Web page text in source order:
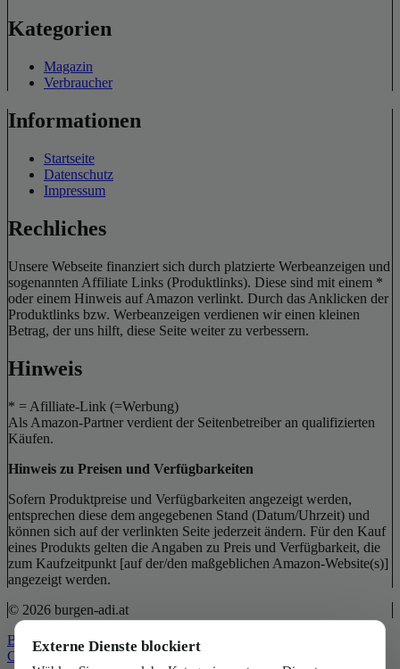
Kategorien
Magazin
Verbraucher
Informationen
Startseite
Datenschutz
Impressum
Rechliches
Unsere Webseite finanziert sich durch platzierte Werbeanzeigen und
sogenannten Affiliate Links (Produktlinks). Diese sind mit einem *
oder einem Hinweis auf Amazon verlinkt. Durch das Anklicken der
Produktlinks bzw. Werbeanzeigen verdienen wir einen kleinen
Betrag, der uns hilft, diese Seite weiter zu verbessern.
Hinweis
* = Afilliate-Link (=Werbung)
Als Amazon-Partner verdient der Seitenbetreiber an qualifizierten
Käufen.
Hinweis zu Preisen und Verfügbarkeiten
Sofern Produktpreise und Verfügbarkeiten angezeigt werden,
entsprechen diese dem angegebenen Stand (Datum/Uhrzeit) und
können sich auf der verlinkten Seite jederzeit ändern. Für den Kauf
eines Produkts gelten die Angaben zu Preis und Verfügbarkeit, die
zum Kaufzeitpunkt [auf der/den maßgeblichen Amazon-Website(s)]
angezeigt werden.
© 2026 burgen-adi.at
Back to Top
Close
Externe Dienste blockiert